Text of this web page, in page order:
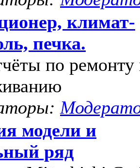
климат-
печка.
по ремонту
модели и
ряд